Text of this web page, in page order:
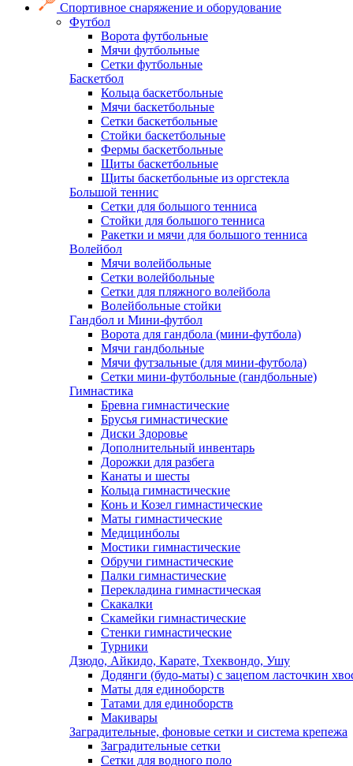
Спортивное снаряжение и оборудование
Футбол
Ворота футбольные
Мячи футбольные
Сетки футбольные
Баскетбол
Кольца баскетбольные
Мячи баскетбольные
Сетки баскетбольные
Стойки баскетбольные
Фермы баскетбольные
Щиты баскетбольные
Щиты баскетбольные из оргстекла
Большой теннис
Сетки для большого тенниса
Стойки для большого тенниса
Ракетки и мячи для большого тенниса
Волейбол
Мячи волейбольные
Сетки волейбольные
Сетки для пляжного волейбола
Волейбольные стойки
Гандбол и Мини-футбол
Ворота для гандбола (мини-футбола)
Мячи гандбольные
Мячи футзальные (для мини-футбола)
Сетки мини-футбольные (гандбольные)
Гимнастика
Бревна гимнастические
Брусья гимнастические
Диски Здоровье
Дополнительный инвентарь
Дорожки для разбега
Канаты и шесты
Кольца гимнастические
Конь и Козел гимнастические
Маты гимнастические
Медицинболы
Мостики гимнастические
Обручи гимнастические
Палки гимнастические
Перекладина гимнастическая
Скакалки
Скамейки гимнастические
Стенки гимнастические
Турники
Дзюдо, Айкидо, Карате, Тхеквондо, Ушу
Додянги (будо-маты) с зацепом ласточкин
Маты для единоборств
Татами для единоборств
Макивары
Заградительные, фоновые сетки и система крепежа
Заградительные сетки
Сетки для водного поло